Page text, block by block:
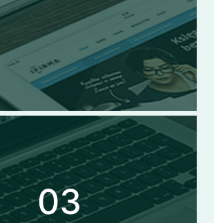
件开发设计，专属定制研发应用软件，安
维服务，为企业提供全方位的解决方案。
03